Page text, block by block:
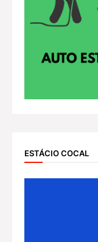
ESTÁCIO COCAL